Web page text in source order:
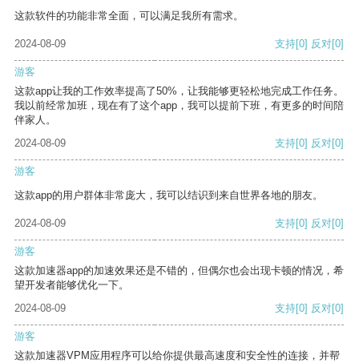
这款软件的功能非常全面，可以满足我所有需求。
2024-08-09 支持[0] 反对[0]
游客
这款app让我的工作效率提高了50%，让我能够更轻松地完成工作任务。
我以前经常加班，现在有了这个app，我可以提前下班，有更多的时间陪
伴家人。
2024-08-09
支持[0] 反对[0]
游客
这款app的用户群体非常庞大，我可以结识到来自世界各地的朋友。
2024-08-09 支持[0] 反对[0]
游客
这款加速器app的加速效果还是不错的，但偶尔也会出现卡顿的情况，希
望开发者能够优化一下。
2024-08-09
支持[0] 反对[0]
游客
这款加速器VPM应用程序可以给你提供最高速度和安全性的连接，并帮